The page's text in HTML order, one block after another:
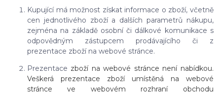
Kupující má možnost získat informace o zboží, včetně
cen jednotlivého zboží a dalších parametrů nákupu,
zejména na základě osobní či dálkové komunikace s
odpovědným zástupcem prodávajícího či z
prezentace zboží na webové stránce.
Prezentace zboží na webové stránce není nabídkou.
Veškerá prezentace zboží umístěná na webové
stránce ve webovém rozhraní obchodu